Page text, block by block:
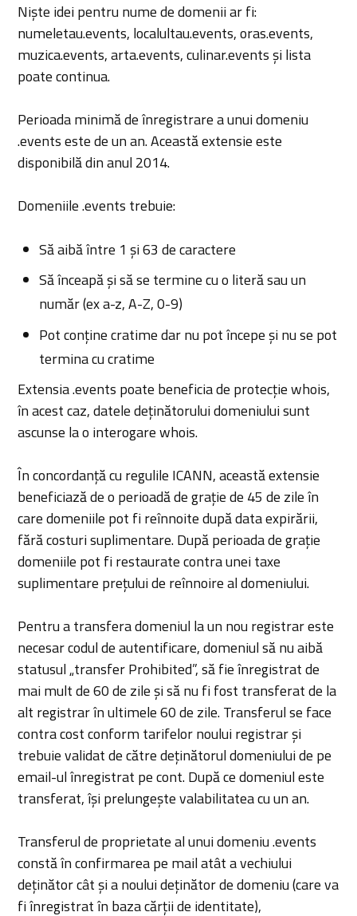
Nişte idei pentru nume de domenii ar fi:
numeletau.events, localultau.events, oras.events,
muzica.events, arta.events, culinar.events şi lista
poate continua.
Perioada minimă de înregistrare a unui domeniu
.events este de un an. Această extensie este
disponibilă din anul 2014.
Domeniile .events trebuie:
Să aibă între 1 și 63 de caractere
Să înceapă și să se termine cu o literă sau un
număr (ex a-z, A-Z, 0-9)
Pot conține cratime dar nu pot începe și nu se pot
termina cu cratime
Extensia .events poate beneficia de protecție whois,
în acest caz, datele deținătorului domeniului sunt
ascunse la o interogare whois.
În concordanță cu regulile ICANN, această extensie
beneficiază de o perioadă de grație de 45 de zile în
care domeniile pot fi reînnoite după data expirării,
fără costuri suplimentare. După perioada de grație
domeniile pot fi restaurate contra unei taxe
suplimentare prețului de reînnoire al domeniului.
Pentru a transfera domeniul la un nou registrar este
necesar codul de autentificare, domeniul să nu aibă
statusul „transfer Prohibited”, să fie înregistrat de
mai mult de 60 de zile și să nu fi fost transferat de la
alt registrar în ultimele 60 de zile. Transferul se face
contra cost conform tarifelor noului registrar și
trebuie validat de către deținătorul domeniului de pe
email-ul înregistrat pe cont. După ce domeniul este
transferat, își prelungește valabilitatea cu un an.
Transferul de proprietate al unui domeniu .events
constă în confirmarea pe mail atât a vechiului
deținător cât și a noului deținător de domeniu (care va
fi înregistrat în baza cărții de identitate),